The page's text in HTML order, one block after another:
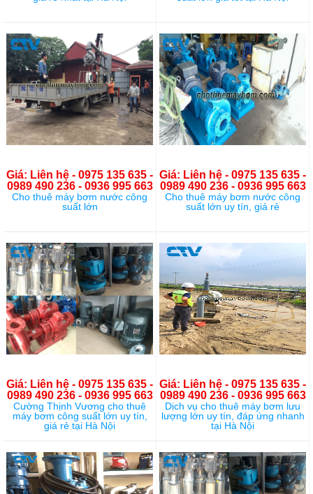
Giá: Liên hệ - 0975 135 635 -
0989 490 236 - 0936 995 663
Cho thuê máy bơm nước công
suất lớn
Giá: Liên hệ - 0975 135 635 -
0989 490 236 - 0936 995 663
Cho thuê máy bơm nước công
suất lớn uy tín, giá rẻ
Giá: Liên hệ - 0975 135 635 -
0989 490 236 - 0936 995 663
Cường Thịnh Vương cho thuê
máy bơm công suất lớn uy tín,
giá rẻ tại Hà Nội
Giá: Liên hệ - 0975 135 635 -
0989 490 236 - 0936 995 663
Dịch vụ cho thuê máy bơm lưu
lượng lớn uy tín, đáp ứng nhanh
tại Hà Nội